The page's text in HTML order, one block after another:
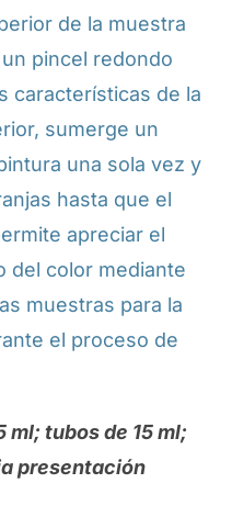
de la muestra
pincel redondo
características de la
sumerge un
una sola vez y
hasta que el
apreciar el
del color mediante
muestras para la
el proceso de
ml; tubos de 15 ml;
presentación